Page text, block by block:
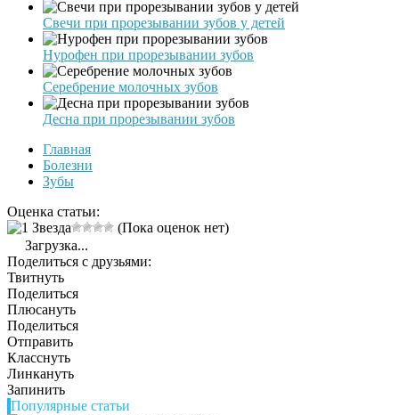
Свечи при прорезывании зубов у детей
Нурофен при прорезывании зубов
Серебрение молочных зубов
Десна при прорезывании зубов
Главная
Болезни
Зубы
Оценка статьи:
(Пока оценок нет)
Загрузка...
Поделиться с друзьями:
Твитнуть
Поделиться
Плюсануть
Поделиться
Отправить
Класснуть
Линкануть
Запинить
Популярные статьи